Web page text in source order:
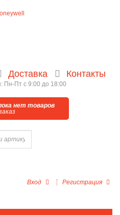
Доставка Контакты
Пн-Пт с 9:00 до 18:00
нет товаров
Вход Регистрация